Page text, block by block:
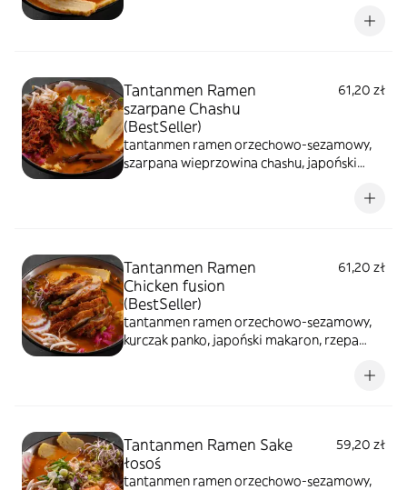
Tantanmen Ramen
szarpane Chashu
(BestSeller)
61,20 zł
tantanmen ramen orzechowo-sezamowy,
szarpana wieprzowina chashu, japoński
naruto surimi, tamago, szczypiorek, kiełki
Tantanmen Ramen
Chicken fusion
(BestSeller)
61,20 zł
tantanmen ramen orzechowo-sezamowy,
kurczak panko, japoński makaron, rzepa
tamago, szczypiorek, kiełki warzyw, sezam
Tantanmen Ramen Sake
łosoś
59,20 zł
tantanmen ramen orzechowo-sezamowy,